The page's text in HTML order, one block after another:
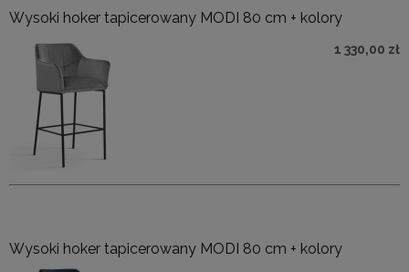
Wysoki hoker tapicerowany MODI 80 cm + kolory
1 330,00 zł
Wysoki hoker tapicerowany MODI 80 cm + kolory